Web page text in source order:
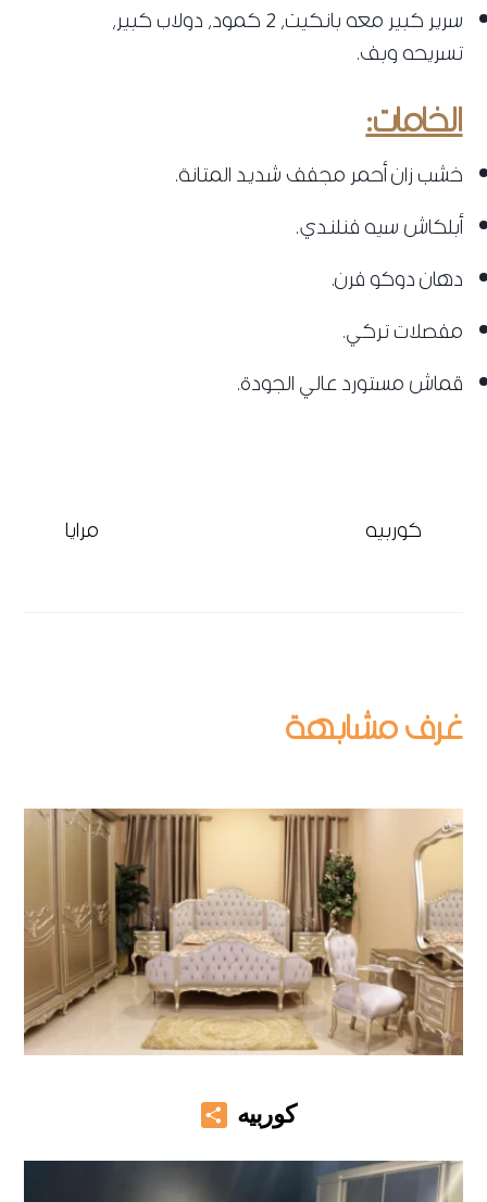
سرير كبير معه بانكيت، 2 كمود، دولاب كبير،
تسريحه وبف.
الخامات:
خشب زان أحمر مجفف شديد المتانة.
أبلكاش سيه فنلندي.
دهان دوكو فرن.
مفصلات تركي.
قماش مستورد عالي الجودة.
مرايا كوربيه
كوربيه